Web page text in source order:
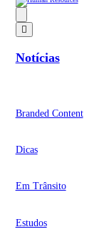
Notícias
Branded Content
Dicas
Em Trânsito
Estudos